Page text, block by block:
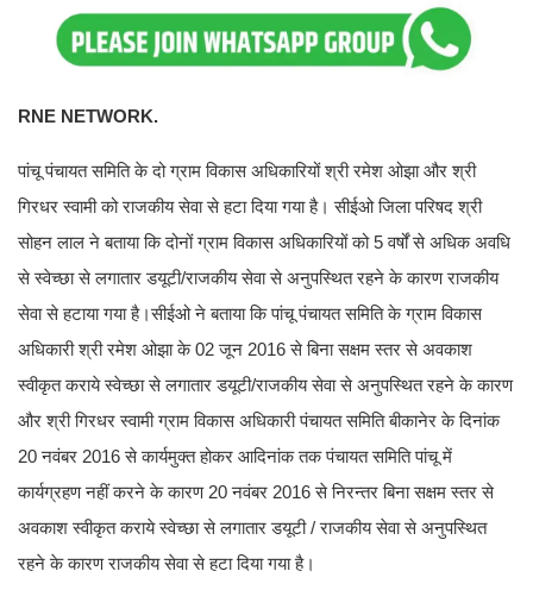
RNE NETWORK.
पांचू पंचायत समिति के दो ग्राम विकास अधिकारियों श्री रमेश ओझा और श्री
गिरधर स्वामी को राजकीय सेवा से हटा दिया गया है। सीईओ जिला परिषद श्री
सोहन लाल ने बताया कि दोनों ग्राम विकास अधिकारियों को 5 वर्षों से अधिक अवधि
से स्वेच्छा से लगातार डयूटी/राजकीय सेवा से अनुपस्थित रहने के कारण राजकीय
सेवा से हटाया गया है।सीईओ ने बताया कि पांचू पंचायत समिति के ग्राम विकास
अधिकारी श्री रमेश ओझा के 02 जून 2016 से बिना सक्षम स्तर से अवकाश
स्वीकृत कराये स्वेच्छा से लगातार डयूटी/राजकीय सेवा से अनुपस्थित रहने के कारण
और श्री गिरधर स्वामी ग्राम विकास अधिकारी पंचायत समिति बीकानेर के दिनांक
20 नवंबर 2016 से कार्यमुक्त होकर आदिनांक तक पंचायत समिति पांचू में
कार्यग्रहण नहीं करने के कारण 20 नवंबर 2016 से निरन्तर बिना सक्षम स्तर से
अवकाश स्वीकृत कराये स्वेच्छा से लगातार डयूटी / राजकीय सेवा से अनुपस्थित
रहने के कारण राजकीय सेवा से हटा दिया गया है।